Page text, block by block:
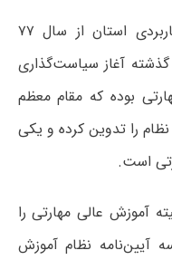
وی با بیان اینکه دانشگاه علمی کاربردی استان از سال ۷۷
گذشته آغاز سیاست‌گذاری
بوده که مقام معظم
نظام را تدوین کرده و یکی
است.
آموزش عالی مهارتی را
آیین‌نامه نظام آموزش